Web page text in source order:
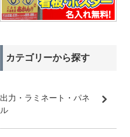
カテゴリーから探す
出力・ラミネート・パネ
ル